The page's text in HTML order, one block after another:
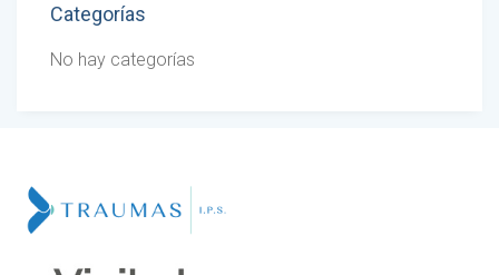
Categorías
No hay categorías